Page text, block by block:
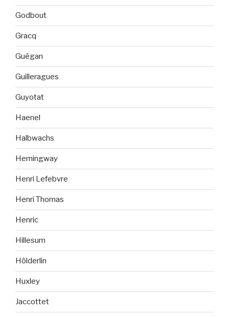
Godbout
Gracq
Guégan
Guilleragues
Guyotat
Haenel
Halbwachs
Hemingway
Henri Lefebvre
Henri Thomas
Henric
Hillesum
Hölderlin
Huxley
Jaccottet